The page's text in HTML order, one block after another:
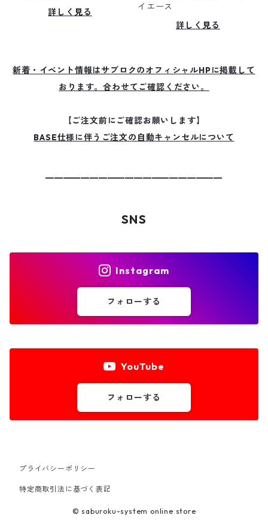
スペイド140系
サクシード・プロボックス 160系
カローラ
詳しく見る
イエース
詳しく見る
新着・イベント情報はサブロクのオフィシャルHPに掲載して
おります。合わせてご確認ください。
【ご注文前にご確認お願いします】
BASE仕様に伴うご注文の自動キャンセルについて
━━━━━━━━━━━━━━━━━━━━
SNS
Instagram
フォローする
YouTube
フォローする
プライバシーポリシー
特定商取引法に基づく表記
© saburoku-system online store